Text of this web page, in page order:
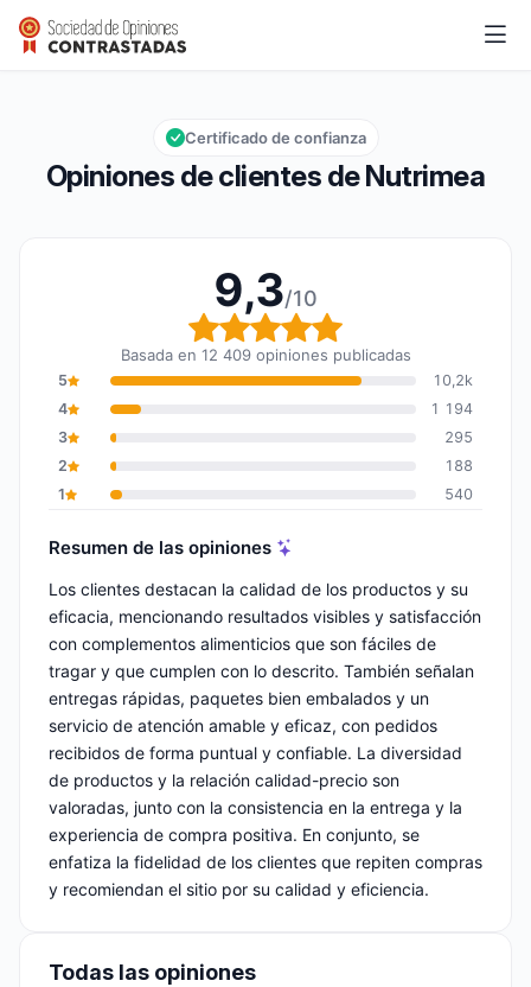
Nutrimea
Calificación global: 9,3 de 10
9,3/10
Opiniones de clientes de Nutrimea
Certificado de confianza
9,3/10
Calificación global: 9,3
Basada en 12 409 opiniones publicadas
5
10,2k
4
1 194
3
295
2
188
1
540
Resumen de las opiniones
Los clientes destacan la calidad de los productos y su
eficacia, mencionando resultados visibles y satisfacción
con complementos alimenticios que son fáciles de
tragar y que cumplen con lo descrito. También señalan
entregas rápidas, paquetes bien embalados y un
servicio de atención amable y eficaz, con pedidos
recibidos de forma puntual y confiable. La diversidad
de productos y la relación calidad-precio son
valoradas, junto con la consistencia en la entrega y la
experiencia de compra positiva. En conjunto, se
enfatiza la fidelidad de los clientes que repiten compras
y recomiendan el sitio por su calidad y eficiencia.
Todas las opiniones